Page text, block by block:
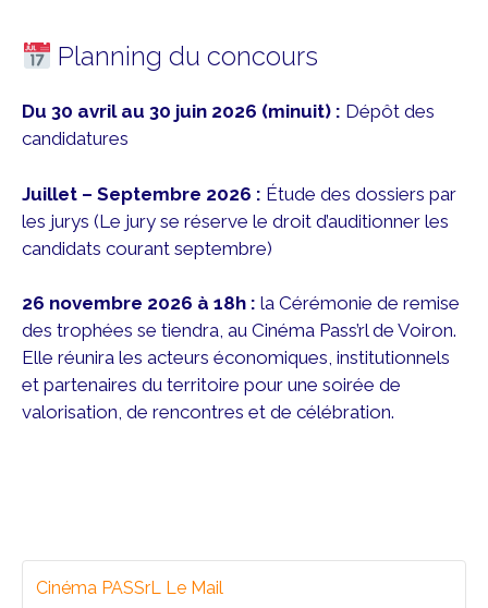
Planning du concours
Du 30 avril au 30 juin 2026 (minuit) : Dépôt des
candidatures
Juillet – Septembre 2026 : Étude des dossiers par
les jurys (Le jury se réserve le droit d’auditionner les
candidats courant septembre)
26 novembre 2026 à 18h : la Cérémonie de remise
des trophées se tiendra, au Cinéma Pass’rl de Voiron.
Elle réunira les acteurs économiques, institutionnels
et partenaires du territoire pour une soirée de
valorisation, de rencontres et de célébration.
Cinéma PASSrL Le Mail